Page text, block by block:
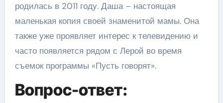
родилась в 2011 году. Даша – настоящая
маленькая копия своей знаменитой мамы. Она
также уже проявляет интерес к телевидению и
часто появляется рядом с Лерой во время
съемок программы «Пусть говорят».
Вопрос-ответ: